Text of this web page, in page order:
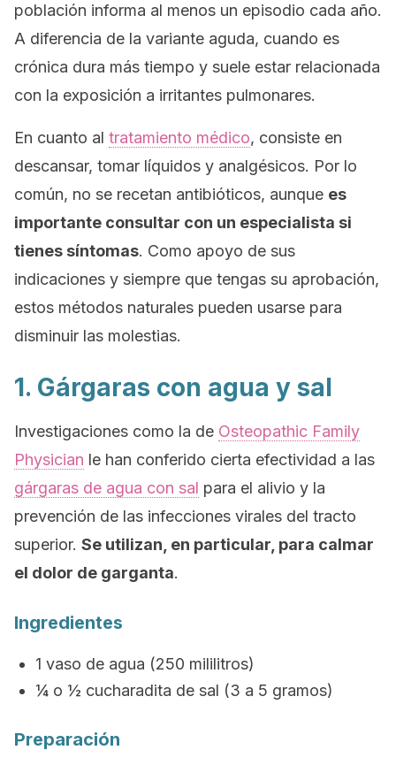
población informa al menos un episodio cada año.
A diferencia de la variante aguda, cuando es
crónica dura más tiempo y suele estar relacionada
con la exposición a irritantes pulmonares.
En cuanto al tratamiento médico, consiste en
descansar, tomar líquidos y analgésicos. Por lo
común, no se recetan antibióticos, aunque es
importante consultar con un especialista si
tienes síntomas. Como apoyo de sus
indicaciones y siempre que tengas su aprobación,
estos métodos naturales pueden usarse para
disminuir las molestias.
1. Gárgaras con agua y sal
Investigaciones como la de Osteopathic Family
Physician le han conferido cierta efectividad a las
gárgaras de agua con sal para el alivio y la
prevención de las infecciones virales del tracto
superior. Se utilizan, en particular, para calmar
el dolor de garganta.
Ingredientes
1 vaso de agua (250 mililitros)
¼ o ½ cucharadita de sal (3 a 5 gramos)
Preparación